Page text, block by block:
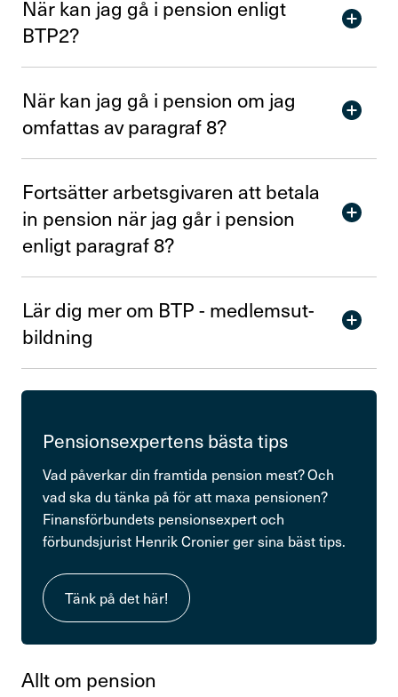
När kan jag gå i pension enligt
BTP2?
När kan jag gå i pension om jag
omfattas av para­graf 8?
Fort­sätter arbets­gi­varen att betala
in pension när jag går i pension
enligt para­graf 8?
Lär dig mer om BTP - medlems­ut­
bild­ning
Pensions­ex­pertens bästa tips
Vad påverkar din framtida pension mest? Och
vad ska du tänka på för att maxa pensionen?
Finansförbundets pensionsexpert och
förbundsjurist Henrik Cronier ger sina bäst tips.
Tänk på det här!
Allt om pension